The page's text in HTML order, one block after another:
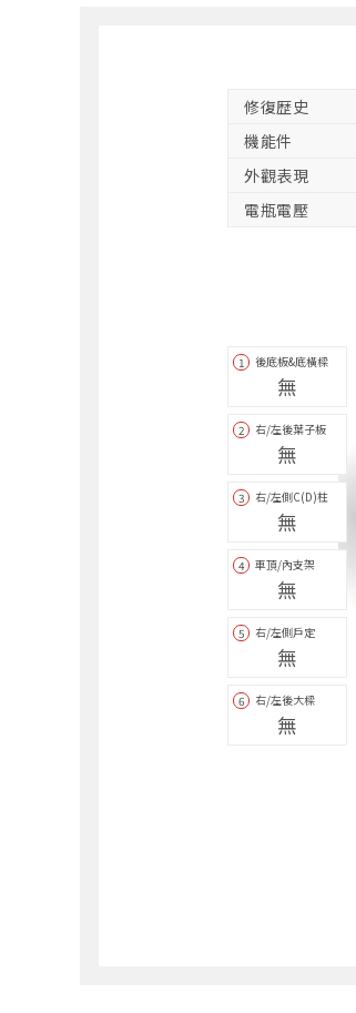
修復歴史
機能件
外觀表現
電瓶電壓
1 後底板&底橫樑
無
2 右/左後葉子板
無
3 右/左側C(D)柱
無
4 車頂/內支架
無
5 右/左側戶定
無
6 右/左後大樑
無